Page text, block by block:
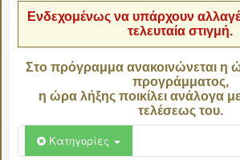
Ενδεχομένως να υπάρχουν
τελευταία στιγμή.
Στο πρόγραμμα ανακοινώνεται η
προγράμματος,
η ώρα λήξης ποικίλει ανάλογα
τελέσεως του.
Κατηγορίες
06:00